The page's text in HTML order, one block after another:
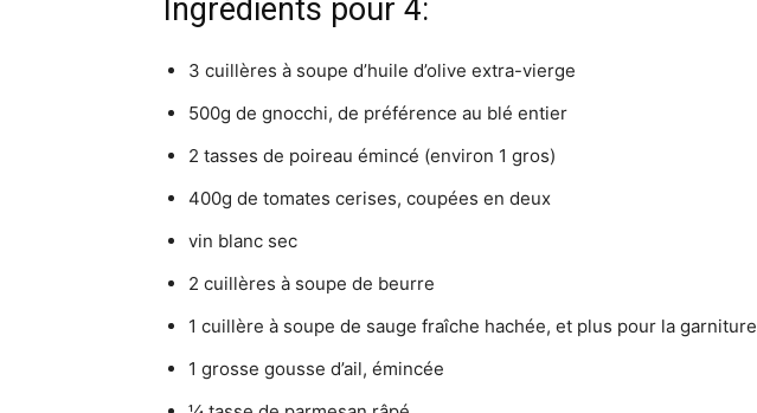
Ingrédients pour 4:
3 cuillères à soupe d’huile d’olive extra-vierge
500g de gnocchi, de préférence au blé entier
2 tasses de poireau émincé (environ 1 gros)
400g de tomates cerises, coupées en deux
vin blanc sec
2 cuillères à soupe de beurre
1 cuillère à soupe de sauge fraîche hachée, et plus pour la garniture
1 grosse gousse d’ail, émincée